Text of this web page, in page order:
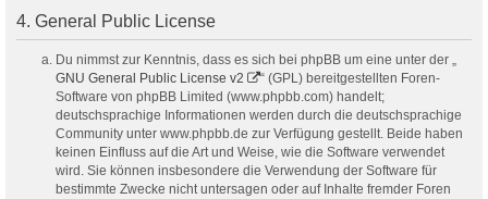
4. General Public License
Du nimmst zur Kenntnis, dass es sich bei phpBB um eine unter der „
GNU General Public License v2
“ (GPL) bereitgestellten Foren-
Software von phpBB Limited (www.phpbb.com) handelt;
deutschsprachige Informationen werden durch die deutschsprachige
Community unter www.phpbb.de zur Verfügung gestellt. Beide haben
keinen Einfluss auf die Art und Weise, wie die Software verwendet
wird. Sie können insbesondere die Verwendung der Software für
bestimmte Zwecke nicht untersagen oder auf Inhalte fremder Foren